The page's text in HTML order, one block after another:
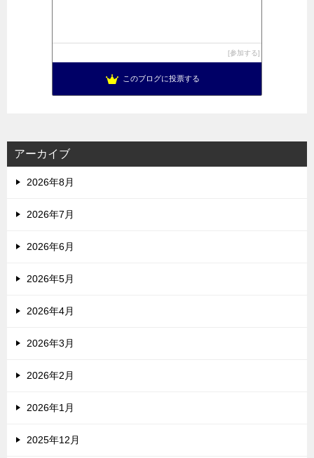
参加する
このブログに投票する
アーカイブ
2026年8月
2026年7月
2026年6月
2026年5月
2026年4月
2026年3月
2026年2月
2026年1月
2025年12月